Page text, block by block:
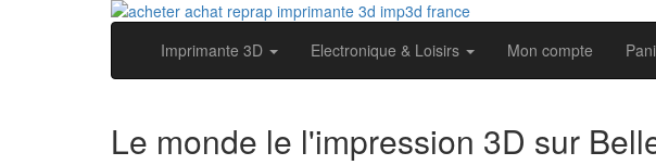
Imprimante 3D Electronique & Loisirs Mon compte
Le monde le l'impression 3D sur